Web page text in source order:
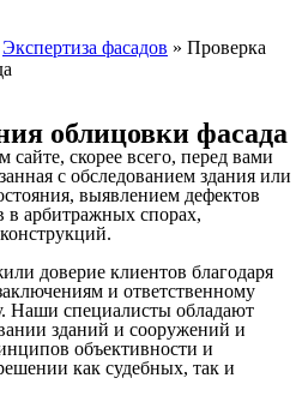
Экспертиза фасадов » Проверка
облицовки фасада
скорее всего, перед вами
с обследованием здания или
выявлением дефектов
в арбитражных спорах,
доверие клиентов благодаря
и ответственному
Наши специалисты обладают
зданий и сооружений и
объективности и
как судебных, так и